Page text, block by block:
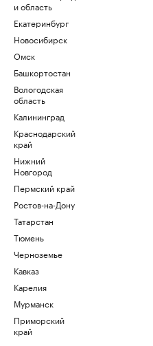
и область
Екатеринбург
Новосибирск
Омск
Башкортостан
Вологодская
область
Калининград
Краснодарский
край
Нижний
Новгород
Пермский край
Ростов-на-Дону
Татарстан
Тюмень
Черноземье
Кавказ
Карелия
Мурманск
Приморский
край